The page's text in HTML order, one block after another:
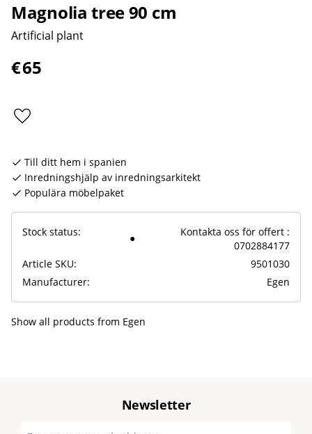
Magnolia tree 90 cm
Artificial plant
€65
Add to favorites
Till ditt hem i spanien
Inredningshjälp av inredningsarkitekt
Populära möbelpaket
Stock status
Kontakta oss för offert :
0702884177
Article SKU
9501030
Manufacturer
Egen
Show all products from Egen
Newsletter